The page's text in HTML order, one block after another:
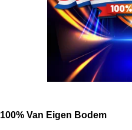
100% Van Eigen Bodem